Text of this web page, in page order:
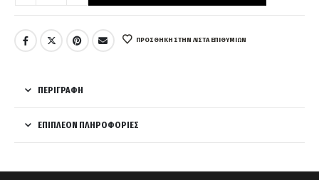
ΠΡΌΣΘΉΚΗ ΣΤΗΝ ΛΊΣΤΑ ΕΠΙΘΥΜΙΏΝ
ΠΕΡΙΓΡΑΦΉ
ΕΠΙΠΛΈΟΝ ΠΛΗΡΟΦΟΡΊΕΣ